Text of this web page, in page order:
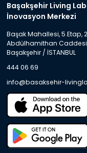
Başakşehir Living Lab
İnovasyon Merkezi
Başak Mahallesi, 5.Etap,
Abdülhamithan
Başakşehir / İSTANBUL
444 06 69
info@basaksehir-